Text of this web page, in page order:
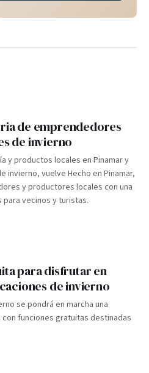
de emprendedores
de invierno
y productos locales en Pinamar y
invierno, vuelve Hecho en Pinamar,
y productores locales con una
vecinos y turistas.
para disfrutar en
de invierno
se pondrá en marcha una
funciones gratuitas destinadas